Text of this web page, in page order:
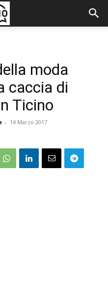
moda
caccia di
Ticino
- 14 Marzo 2017